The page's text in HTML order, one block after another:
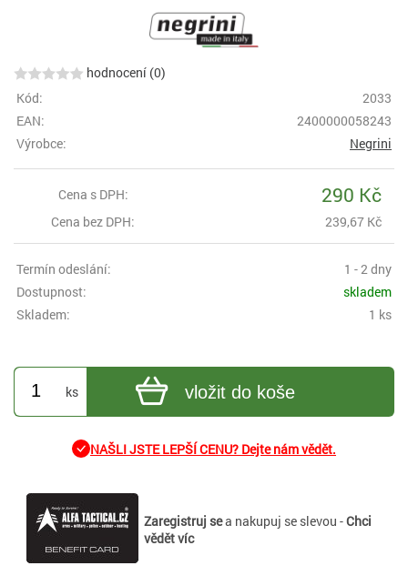
hodnocení (0)
Kód:
2033
EAN:
2400000058243
Výrobce:
Negrini
Cena s DPH: 290 Kč
Cena bez DPH: 239,67 Kč
Termín odeslání:
1 - 2 dny
Dostupnost:
skladem
Skladem:
1 ks
ks vložit do koše
NAŠLI JSTE LEPŠÍ CENU? Dejte nám vědět.
Zaregistruj sea nakupuj se slevou -Chci
vědět víc